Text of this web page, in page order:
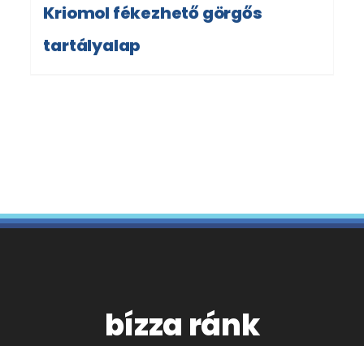
Kriomol fékezhető görgős
tartályalap
bízza ránk